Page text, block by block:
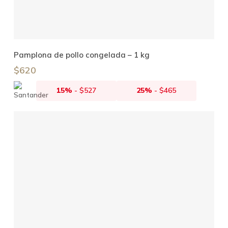
Añadir Al Carrito
Pamplona de pollo congelada – 1 kg
$620
15% - $527 25% -$465